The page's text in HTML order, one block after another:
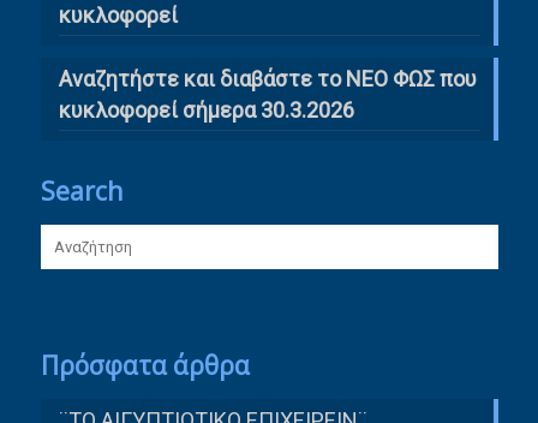
κυκλοφορεί
Αναζητήστε και διαβάστε το ΝΕΟ ΦΩΣ που
κυκλοφορεί σήμερα 30.3.2026
Search
Πρόσφατα άρθρα